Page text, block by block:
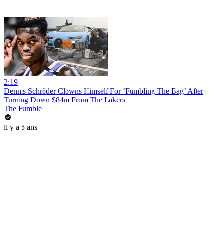
2:19
Dennis Schröder Clowns Himself For ‘Fumbling The Bag’ After
Turning Down $84m From The Lakers
The Fumble
il y a 5 ans